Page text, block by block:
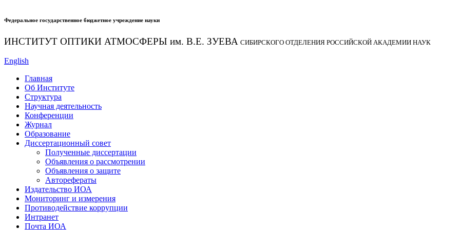
Федеральное государственное бюджетное учреждение науки
ИНСТИТУТ ОПТИКИ АТМОСФЕРЫ им. В.Е. ЗУЕВА СИБИРСКОГО ОТДЕЛЕНИЯ РОССИЙСКОЙ АКАДЕМИИ НАУК
English
Главная
Об Институте
Структура
Научная деятельность
Конференции
Журнал
Образование
Диссертационный совет
Полученные диссертации
Объявления о рассмотрении
Объявления о защите
Авторефераты
Издательство ИОА
Мониторинг и измерения
Противодействие коррупции
Интранет
Почта ИОА